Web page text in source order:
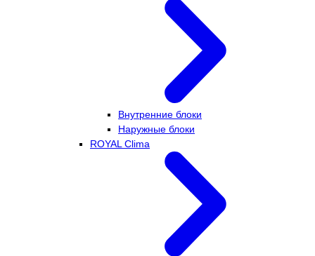
Внутренние блоки
Наружные блоки
ROYAL Clima